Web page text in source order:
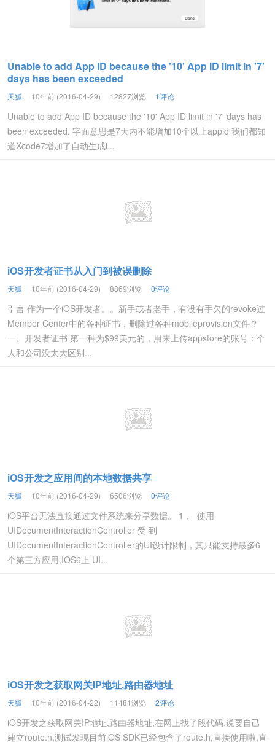
Unable to add App ID because the '10' App ID limit in '7'
days has been exceeded
天狐 10年前 (2016-04-29) 12827浏览 1评论
Unable to add App ID because the '10' App ID limit in '7' days has
been exceeded. 字面意思是7天内不能增加10个以上appid 我们都知
道Xcode7增加了自动生成i...
iOS开发者证书从入门到被误删除
天狐 10年前 (2016-04-29) 8869浏览 0评论
引言 作为一个iOS开发者。。新手或者老手，有没有手欠的revoke过
Member Center中的各种证书，删除过各种mobileprovision文件？
一、开发者证书 第一种为$99美元的，用来上传appstore的账号：个
人和公司没太大区别...
iOS开发之应用间的本地数据共享
天狐 10年前 (2016-04-29) 6506浏览 0评论
iOS平台无法直接通过文件系统来分享数据。 1， 使用
UIDocumentInteractionController 受 到
UIDocumentInteractionController的UI设计限制，其只能支持最多6
个第三方应用,IOS6上 UI...
iOS开发之获取网关IP地址,路由器地址
天狐 10年前 (2016-04-22) 11481浏览 2评论
iOS开发之获取网关IP地址,路由器地址,在网上找了段代码,说要自己
建立route.h,测试发现目前iOS SDK已经包含了route.h,直接使用啦,直